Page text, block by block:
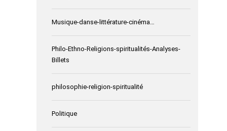
Musique-danse-littérature-cinéma…
Philo-Ethno-Religions-spiritualités-Analyses-
Billets
philosophie-religion-spiritualité
Politique